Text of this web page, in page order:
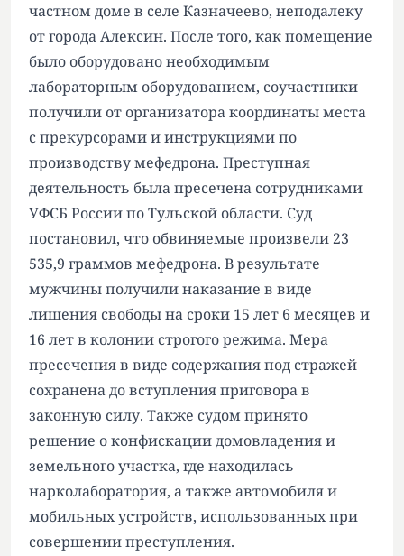
частном доме в селе Казначеево, неподалеку
от города Алексин. После того, как помещение
было оборудовано необходимым
лабораторным оборудованием, соучастники
получили от организатора координаты места
с прекурсорами и инструкциями по
производству мефедрона. Преступная
деятельность была пресечена сотрудниками
УФСБ России по Тульской области. Суд
постановил, что обвиняемые произвели 23
535,9 граммов мефедрона. В результате
мужчины получили наказание в виде
лишения свободы на сроки 15 лет 6 месяцев и
16 лет в колонии строгого режима. Мера
пресечения в виде содержания под стражей
сохранена до вступления приговора в
законную силу. Также судом принято
решение о конфискации домовладения и
земельного участка, где находилась
нарколаборатория, а также автомобиля и
мобильных устройств, использованных при
совершении преступления.